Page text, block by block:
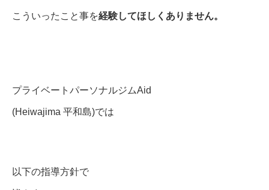
こういったこと事を経験してほしくありません。
プライベートパーソナルジムAid
(Heiwajima 平和島)では
以下の指導方針で